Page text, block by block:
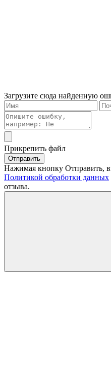
Загрузите сюда найденную
Прикрепить файл
Отправить
Нажимая кнопку Отправить,
Политикой обработки данных
отзыва.